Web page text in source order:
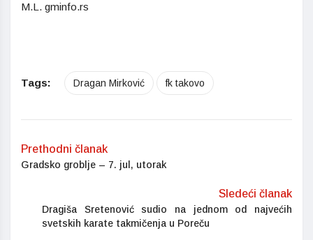
M.L. gminfo.rs
Tags: Dragan Mirković fk takovo
Prethodni članak
Gradsko groblje – 7. jul, utorak
Sledeći članak
Dragiša Sretenović sudio na jednom od najvećih
svetskih karate takmičenja u Poreču